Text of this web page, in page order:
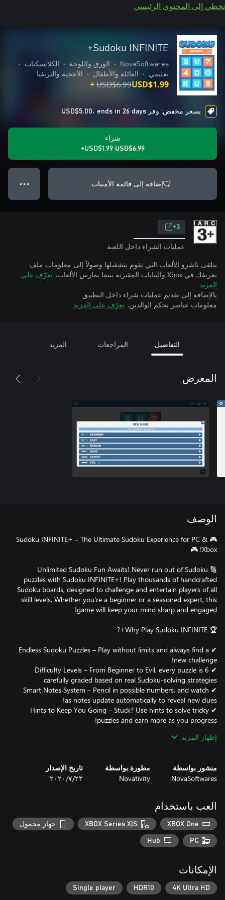
تخطي إلى المحتوى الرئيسي
Sudoku INFINITE+
NovaSoftwares
• الورق واللوحة • الكلاسيكيات
•
تعليمي
• العائلة والأطفال • الأحجية والتريفيا
USD$6.99USD$1.99+
بسعر مخفض: وفر USD$5.00، ends in 26 days
شراء
USD$6.99
USD$1.99+
إضافة إلى قائمة الأمنيات ● ● ●
3+
عمليات الشراء داخل اللعبة
يتلقى ناشرو الألعاب التي تقوم بتشغيلها وصولاً إلى معلومات ملف
تعريفك في Xbox والبيانات المقترنة بينما تمارس الألعاب.
تعرّف على
المزيد
بالإضافة إلى تقديم عمليات شراء داخل التطبيق
معلومات عناصر تحكم الوالدين. تعرّف على المزيد
التفاصيل المراجعات المزيد
المعرض
الوصف
🎮 Sudoku INFINITE+ – The Ultimate Sudoku Experience for PC &
🔢 Unlimited Sudoku Fun Awaits! Never run out of Sudoku
puzzles with Sudoku INFINITE+! Play thousands of handcrafted
Sudoku boards, designed to challenge and entertain players of all
skill levels. Whether you're a beginner or a seasoned expert, this
✔ Endless Sudoku Puzzles – Play without limits and always find a
✔ 6 Difficulty Levels – From Beginner to Evil, every puzzle is
✔ Smart Notes System – Pencil in possible numbers, and watch
✔ Hints to Keep You Going – Stuck? Use hints to solve tricky
Experience seamless gameplay with full support for Xbox
Controller – Left Stick to move, A Button to select and submit, X
إظهار المزيد
منشور بواسطة
NovaSoftwares
مطورة بواسطة
Novativity
تاريخ الإصدار
٢٣‏/٧‏/٢٠٢٠
العب باستخدام
XBOX One
XBOX Series X|S جهاز محمول
PC
Hub
الإمكانات
4K Ultra HD
HDR10
Single player